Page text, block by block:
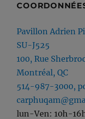
Pavillon Adrien
SU-J525
100, Rue
Montréal, QC
514-987-3000,
lun-Ven: 10h-